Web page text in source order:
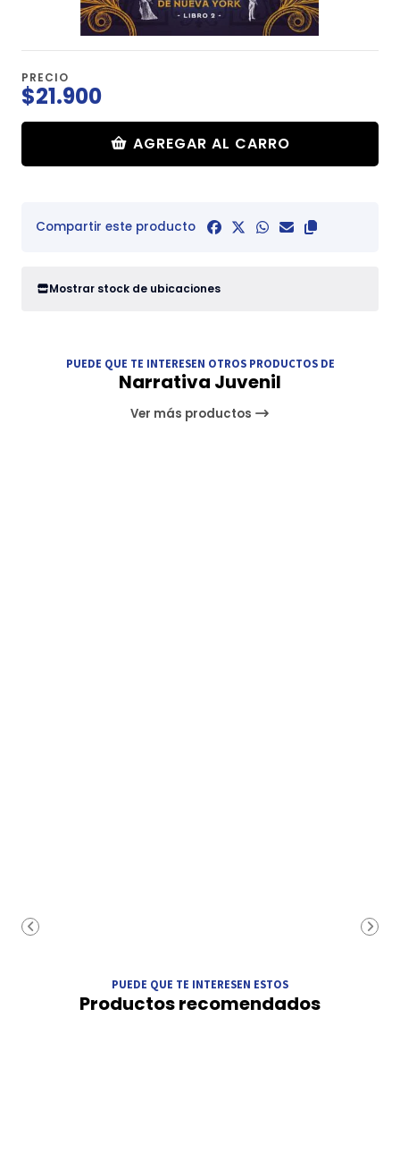
PRECIO
$21.900
AGREGAR AL CARRO
Compartir este producto
Mostrar stock de ubicaciones
PUEDE QUE TE INTERESEN OTROS PRODUCTOS DE
Narrativa Juvenil
Ver más productos
PUEDE QUE TE INTERESEN ESTOS
Productos recomendados